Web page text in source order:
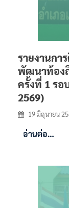
รายงานกา
พัฒนาท้อง
ครั้งที่ 1 รอ
2569)
19 มิถุนายน
อ่านต่อ…